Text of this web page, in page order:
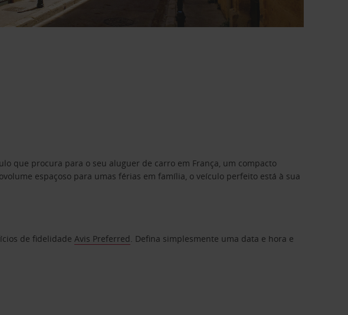
que procura para o seu aluguer de carro em França, um compacto
espaçoso para umas férias em família, o veículo perfeito está à sua
de fidelidadeAvis Preferred. Defina simplesmente uma data e hora e